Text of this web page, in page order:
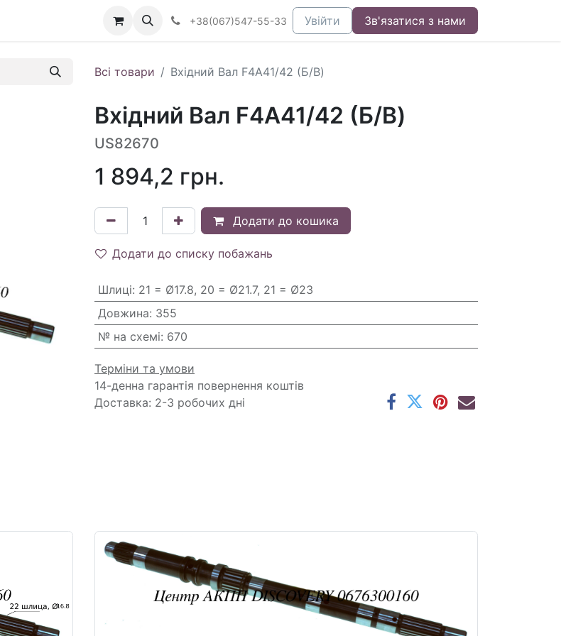
+38(067)547-55-33 Увійти Зв'язатися з нами
Всі товари Вхідний Вал F4A41/42 (Б/В)
Вхідний Вал F4A41/42 (Б/В)
US82670
1 894,2 грн.
Додати до кошика
Додати до списку побажань
Шлиці: 21 = Ø17.8, 20 = Ø21.7, 21 = Ø23
Довжина: 355
№ на схемі: 670
Терміни та умови
14-денна гарантія повернення коштів
Доставка: 2-3 робочих дні